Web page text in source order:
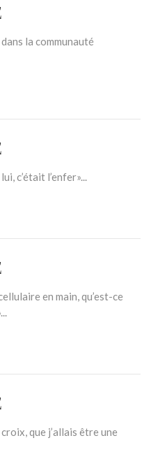
la communauté
c’était l’enfer»...
en main, qu’est-ce
que j’allais être une